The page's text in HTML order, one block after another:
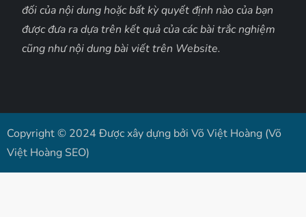
đối của nội dung hoặc bất kỳ quyết định nào của bạn
được đưa ra dựa trên kết quả của các bài trắc nghiệm
cũng như nội dung bài viết trên Website.
Copyright © 2024 Được xây dựng bởi Võ Việt Hoàng (Võ
Việt Hoàng SEO)